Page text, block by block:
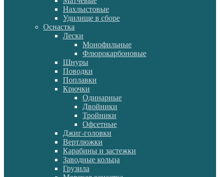
Нахлыстовые
Удилище в сборе
Оснастка
Лески
Монофильные
Флюрокарбоновые
Шнуры
Поводки
Поплавки
Крючки
Одинарные
Двойники
Тройники
Офсетные
Джиг-головки
Вертлюжки
Карабины и застежки
Заводные кольца
Грузила